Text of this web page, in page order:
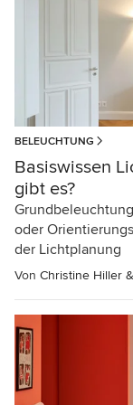
BELEUCHTUNG
Basiswissen
gibt es?
oder
der Lichtplanung
Von Christine Hiller